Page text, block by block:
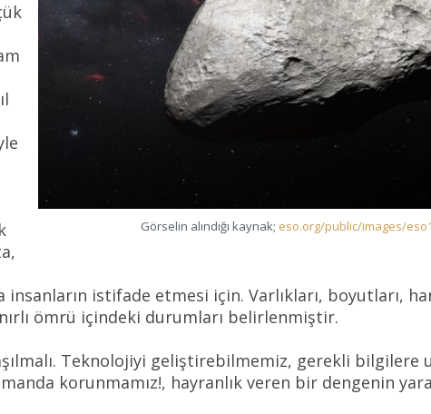
Görselin alındığı kaynak; eso.org/public/images/
insanların istifade etmesi için. Varlıkları, boyutları,
ömrü içindeki durumları belirlenmiştir.
Teknolojiyi geliştirebilmemiz, gerekli bilgilere
korunmamız!, hayranlık veren bir dengenin